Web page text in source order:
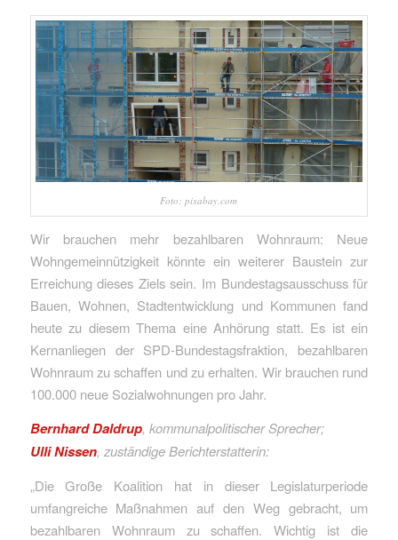
Foto: pixabay.com
Wir brauchen mehr bezahlbaren Wohnraum: Neue
Wohngemeinnützigkeit könnte ein weiterer Baustein zur
Erreichung dieses Ziels sein. Im Bundestagsausschuss für
Bauen, Wohnen, Stadtentwicklung und Kommunen fand
heute zu diesem Thema eine Anhörung statt. Es ist ein
Kernanliegen der SPD-Bundestagsfraktion, bezahlbaren
Wohnraum zu schaffen und zu erhalten. Wir brauchen rund
100.000 neue Sozialwohnungen pro Jahr.
Bernhard Daldrup, kommunalpolitischer Sprecher;
Ulli Nissen, zuständige Berichterstatterin:
„Die Große Koalition hat in dieser Legislaturperiode
umfangreiche Maßnahmen auf den Weg gebracht, um
bezahlbaren Wohnraum zu schaffen. Wichtig ist die